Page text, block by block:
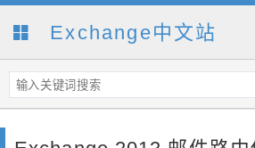
Exchange中文站